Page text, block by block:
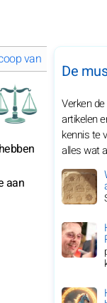
van maart 2025
aan
De
Verken
artikelen
kennis te
alles wat